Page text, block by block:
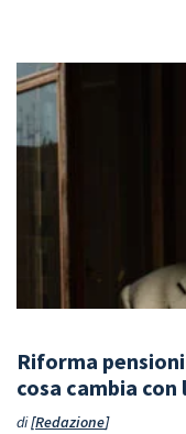
Riforma
cosa cambia
di Redazione